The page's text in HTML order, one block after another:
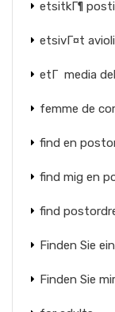
etsitkГ¶
etsivГ¤t
etГ media
femme de
find en
find mig en
find
Finden Sie
Finden Sie